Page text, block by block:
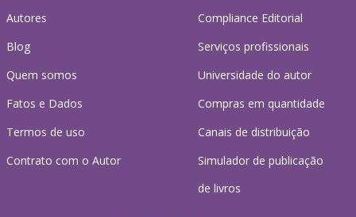
Autores
Blog
Quem somos
Fatos e Dados
Termos de uso
Contrato com o Autor
Compliance Editorial
Serviços profissionais
Universidade do autor
Compras em quantidade
Canais de distribuição
Simulador de publicação
de livros